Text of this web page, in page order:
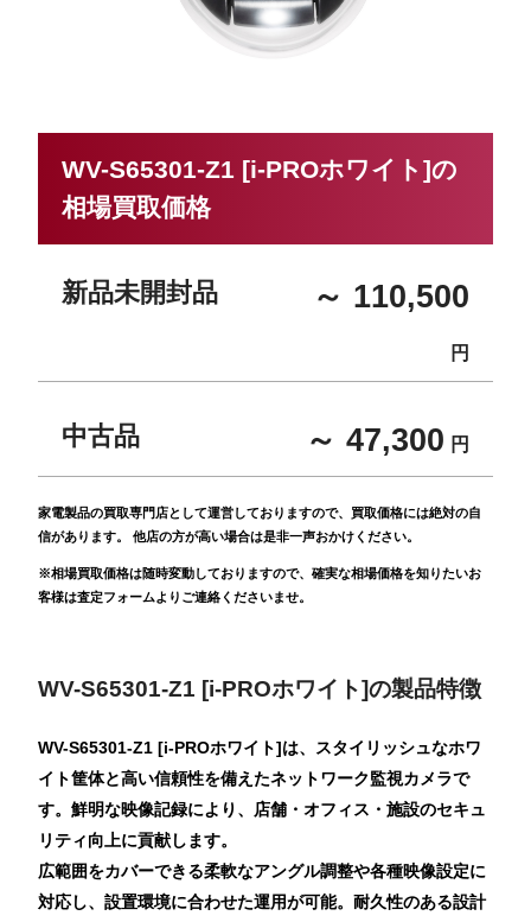
WV-S65301-Z1 [i-PROホワイト]の
相場買取価格
新品未開封品 ～ 110,500
円
中古品 ～ 47,300 円
家電製品の買取専門店として運営しておりますので、買取価格には絶対の自
信があります。 他店の方が高い場合は是非一声おかけください。
※相場買取価格は随時変動しておりますので、確実な相場価格を知りたいお
客様は査定フォームよりご連絡くださいませ。
WV-S65301-Z1 [i-PROホワイト]の製品特徴
WV-S65301-Z1 [i-PROホワイト]は、スタイリッシュなホワ
イト筐体と高い信頼性を備えたネットワーク監視カメラで
す。鮮明な映像記録により、店舗・オフィス・施設のセキュ
リティ向上に貢献します。
広範囲をカバーできる柔軟なアングル調整や各種映像設定に
対応し、設置環境に合わせた運用が可能。耐久性のある設計